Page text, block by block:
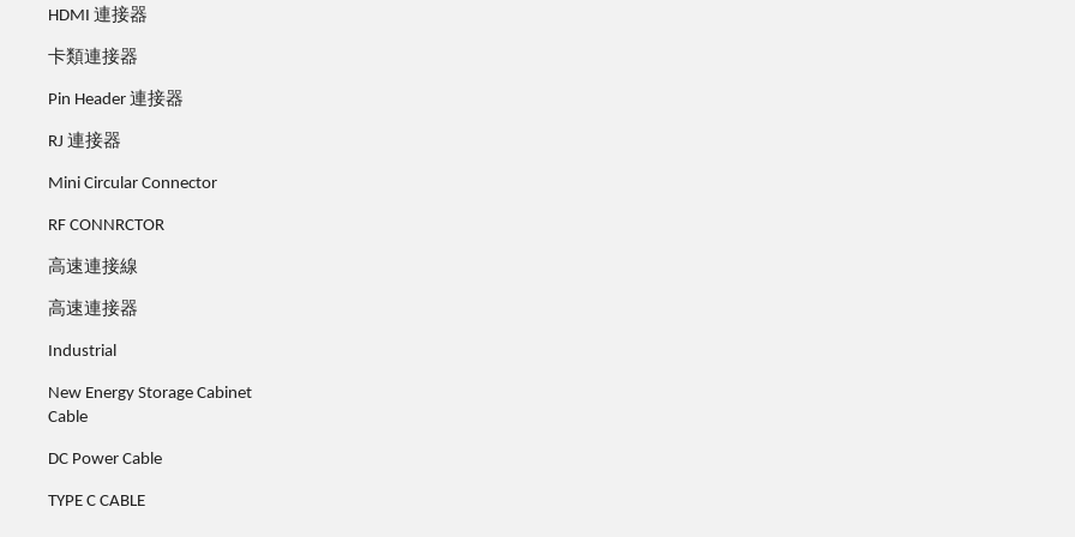
HDMI 連接器
卡類連接器
Pin Header 連接器
RJ 連接器
Mini Circular Connector
RF CONNRCTOR
高速連接線
高速連接器
Industrial
New Energy Storage Cabinet
Cable
DC Power Cable
TYPE C CABLE